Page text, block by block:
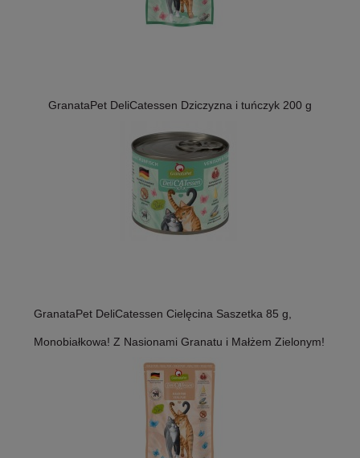
GranataPet DeliCatessen Dziczyzna i tuńczyk 200 g
GranataPet DeliCatessen Cielęcina Saszetka 85 g,
Monobiałkowa! Z Nasionami Granatu i Małżem Zielonym!